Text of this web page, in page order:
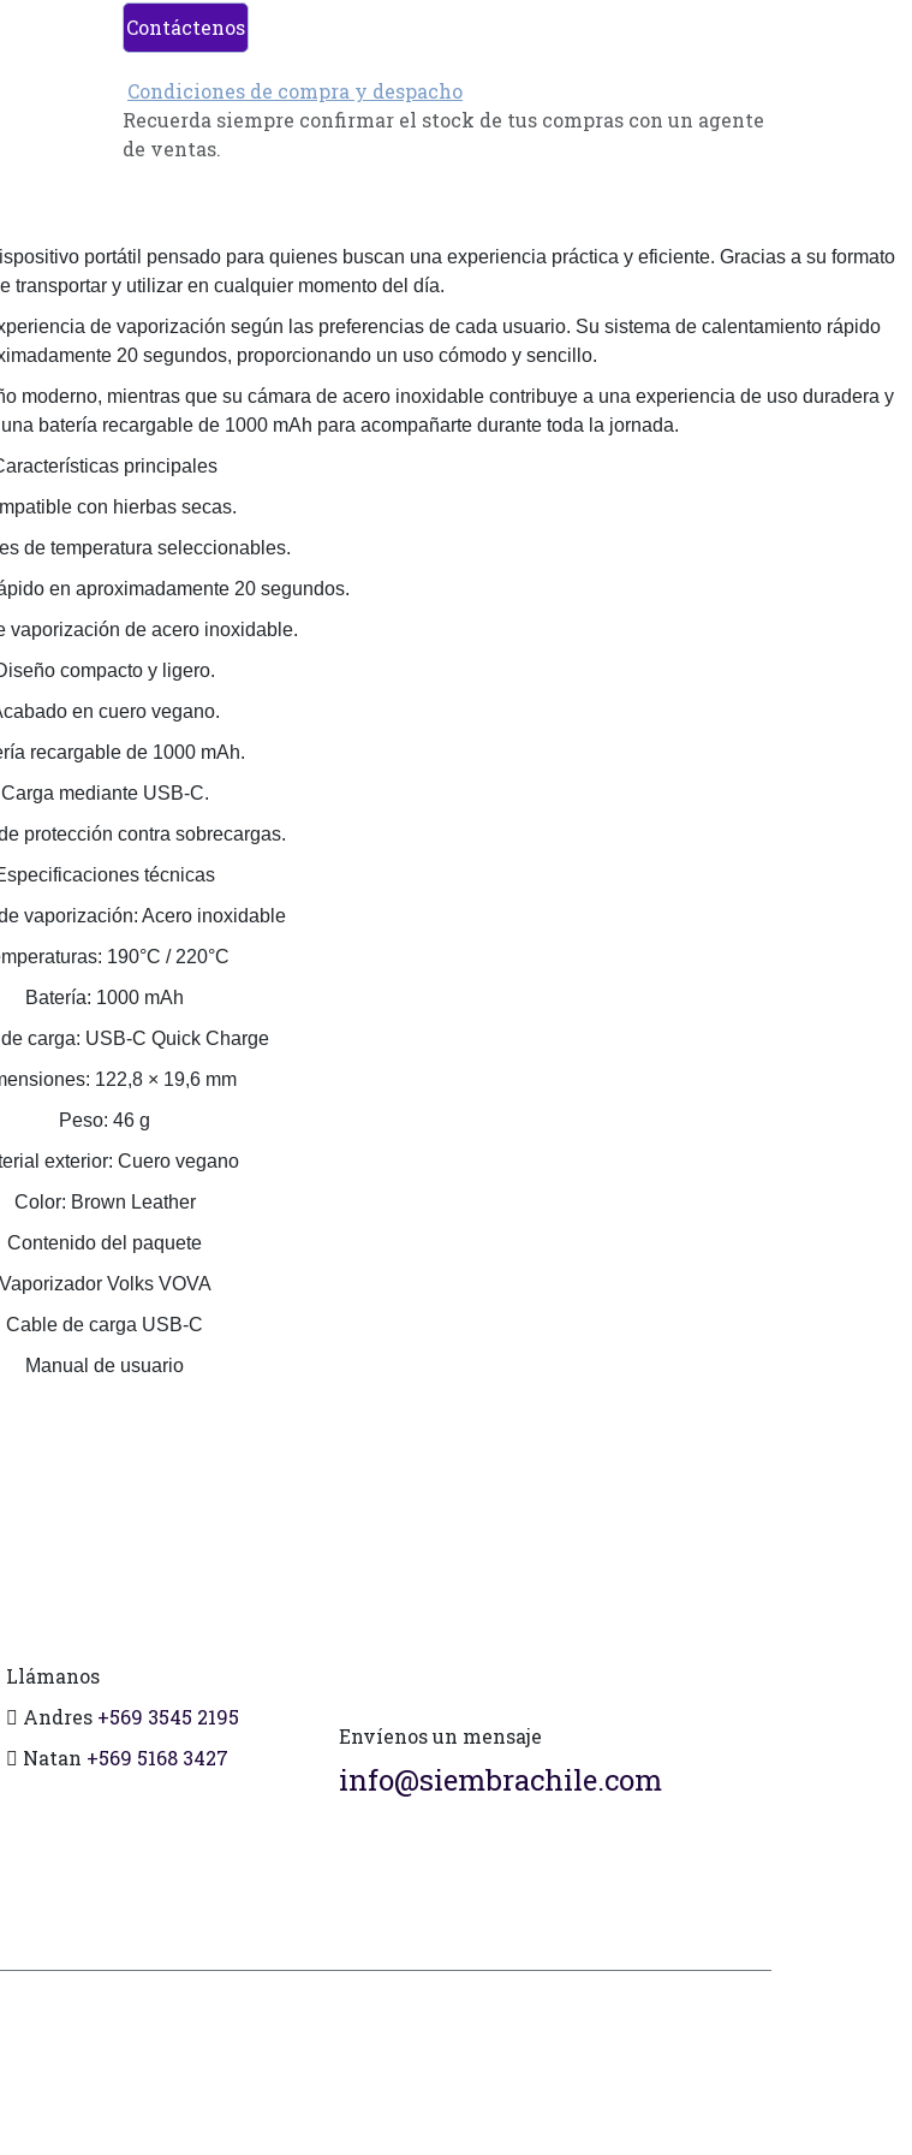
Contáctenos
Condiciones de compra y despacho
Recuerda siempre confirmar el stock de tus compras con un agente
de ventas.
portátil pensado para quienes buscan una experiencia práctica y eficiente. Gracias a su formato
transportar y utilizar en cualquier momento del día.
de vaporización según las preferencias de cada usuario. Su sistema de calentamiento rápido
20 segundos, proporcionando un uso cómodo y sencillo.
moderno, mientras que su cámara de acero inoxidable contribuye a una experiencia de uso duradera y
batería recargable de 1000 mAh para acompañarte durante toda la jornada.
principales
con hierbas secas.
de temperatura seleccionables.
en aproximadamente 20 segundos.
vaporización de acero inoxidable.
compacto y ligero.
en cuero vegano.
recargable de 1000 mAh.
Carga mediante USB-C.
protección contra sobrecargas.
técnicas
vaporización: Acero inoxidable
190°C / 220°C
Batería: 1000 mAh
carga: USB-C Quick Charge
122,8 × 19,6 mm
Peso: 46 g
exterior: Cuero vegano
Color: Brown Leather
Contenido del paquete
Vaporizador Volks VOVA
Cable de carga USB-C
Manual de usuario
Llámanos
Andres +569 3545 2195
Natan +569 5168 3427
Envíenos un mensaje
info@siembrachile.com